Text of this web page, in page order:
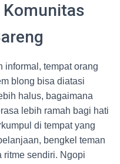
informal, tempat orang
blong bisa diatasi
halus, bagaimana
lebih ramah bagi hati
di tempat yang
bengkel teman
ritme sendiri. Ngopi